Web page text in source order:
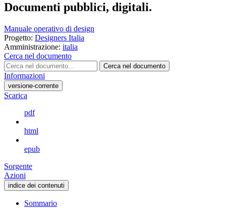
Documenti pubblici, digitali.
Manuale operativo di design
Progetto: Designers Italia
Amministrazione: italia
Cerca nel documento
Cerca nel documento
Informazioni
versione-corrente
Scarica
pdf
html
epub
Sorgente
Azioni
indice dei contenuti
Sommario